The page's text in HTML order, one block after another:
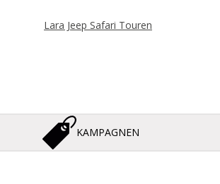
Lara Jeep Safari Touren
KAMPAGNEN